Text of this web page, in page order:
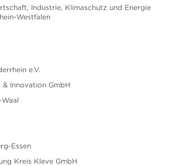
Industrie, Klimaschutz und Energie
Westfalen
e.V.
& Innovation GmbH
Essen
Kreis Kleve GmbH